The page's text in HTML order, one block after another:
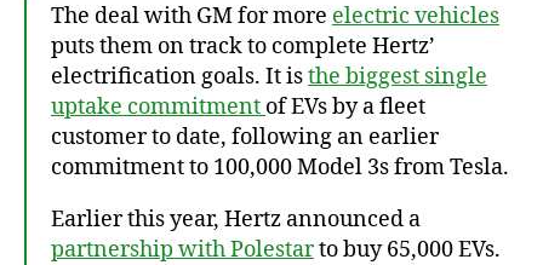
The deal with GM for more electric vehicles
puts them on track to complete Hertz’
electrification goals. It isthe biggest single
uptake commitment of EVs by a fleet
customer to date, following an earlier
commitment to 100,000 Model 3s from Tesla.
Earlier this year, Hertz announced a
partnership with Polestarto buy 65,000 EVs.